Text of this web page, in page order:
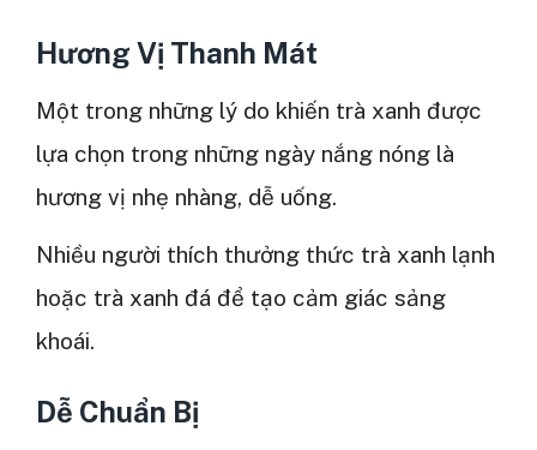
Hương Vị Thanh Mát
Một trong những lý do khiến trà xanh được
lựa chọn trong những ngày nắng nóng là
hương vị nhẹ nhàng, dễ uống.
Nhiều người thích thưởng thức trà xanh lạnh
hoặc trà xanh đá để tạo cảm giác sảng
khoái.
Dễ Chuẩn Bị